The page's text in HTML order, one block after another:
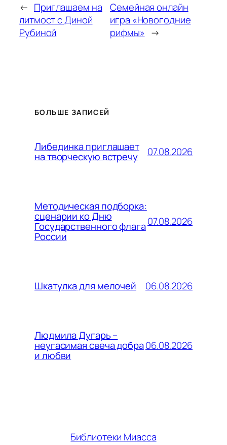
← Приглашаем на
литмост с Диной
Рубиной
Семейная онлайн
игра «Новогодние
рифмы» →
БОЛЬШЕ ЗАПИСЕЙ
Либединка приглашает
на творческую встречу 07.08.2026
Методическая подборка:
сценарии ко Дню
Государственного флага
России
07.08.2026
Шкатулка для мелочей 06.08.2026
Людмила Дугарь –
неугасимая свеча добра
и любви
06.08.2026
Библиотеки Миасса